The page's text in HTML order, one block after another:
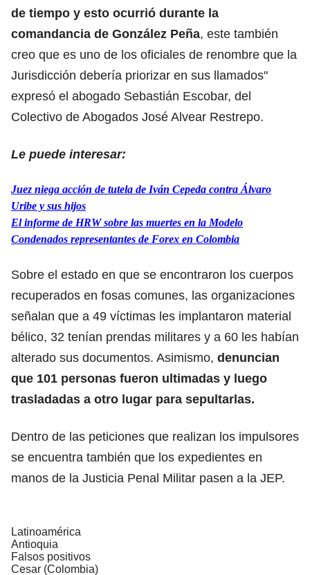
de tiempo y esto ocurrió durante la
comandancia de González Peña, este también
creo que es uno de los oficiales de renombre que la
Jurisdicción debería priorizar en sus llamados"
expresó el abogado Sebastián Escobar, del
Colectivo de Abogados José Alvear Restrepo.
Le puede interesar:
Juez niega acción de tutela de Iván Cepeda contra Álvaro
Uribe y sus hijos
El informe de HRW sobre las muertes en la Modelo
Condenados representantes de Forex en Colombia
Sobre el estado en que se encontraron los cuerpos
recuperados en fosas comunes, las organizaciones
señalan que a 49 víctimas les implantaron material
bélico, 32 tenían prendas militares y a 60 les habían
alterado sus documentos. Asimismo, denuncian
que 101 personas fueron ultimadas y luego
trasladadas a otro lugar para sepultarlas.
Dentro de las peticiones que realizan los impulsores
se encuentra también que los expedientes en
manos de la Justicia Penal Militar pasen a la JEP.
Latinoamérica
Antioquia
Falsos positivos
Cesar (Colombia)